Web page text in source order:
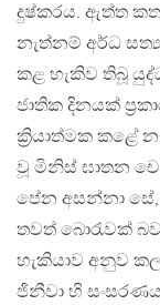
දුෂ්කරය. ඇත්ත
නැත්නම් අර්ධ
කළ හැකිව තිබූ
ජාතික දිනයක්
ක්‍රියාත්මක කළේ
වූ මිනිස් ඝාතන
පේන අසන්නා
තවත් බොරැවක්
හැකියාව අනුව
ජිනීවා හි